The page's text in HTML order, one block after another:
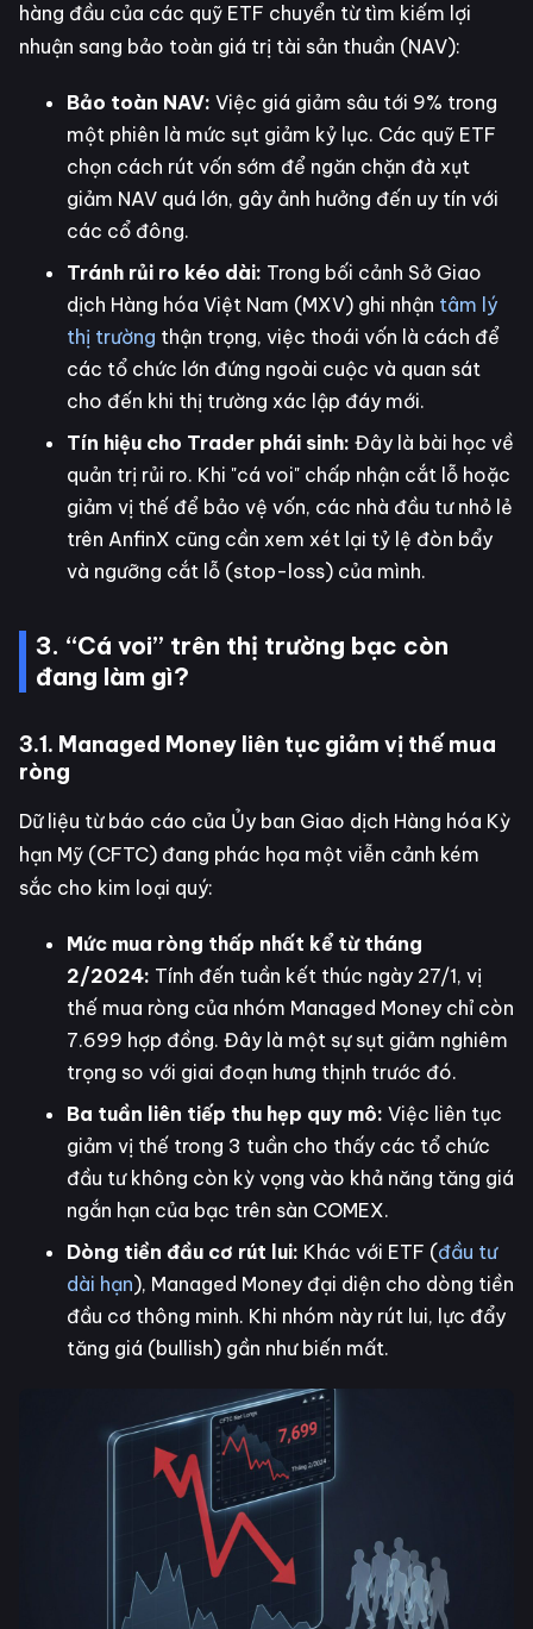
hàng đầu của các quỹ ETF chuyển từ tìm kiếm lợi
nhuận sang bảo toàn giá trị tài sản thuần (NAV):
Bảo toàn NAV: Việc giá giảm sâu tới 9% trong
một phiên là mức sụt giảm kỷ lục. Các quỹ ETF
chọn cách rút vốn sớm để ngăn chặn đà xụt
giảm NAV quá lớn, gây ảnh hưởng đến uy tín với
các cổ đông.
Tránh rủi ro kéo dài: Trong bối cảnh Sở Giao
dịch Hàng hóa Việt Nam (MXV) ghi nhận tâm lý
thị trường thận trọng, việc thoái vốn là cách để
các tổ chức lớn đứng ngoài cuộc và quan sát
cho đến khi thị trường xác lập đáy mới.
Tín hiệu cho Trader phái sinh: Đây là bài học về
quản trị rủi ro. Khi "cá voi" chấp nhận cắt lỗ hoặc
giảm vị thế để bảo vệ vốn, các nhà đầu tư nhỏ lẻ
trên AnfinX cũng cần xem xét lại tỷ lệ đòn bẩy
và ngưỡng cắt lỗ (stop-loss) của mình.
3. “Cá voi” trên thị trường bạc còn
đang làm gì?
3.1. Managed Money liên tục giảm vị thế mua
ròng
Dữ liệu từ báo cáo của Ủy ban Giao dịch Hàng hóa Kỳ
hạn Mỹ (CFTC) đang phác họa một viễn cảnh kém
sắc cho kim loại quý:
Mức mua ròng thấp nhất kể từ tháng
2/2024: Tính đến tuần kết thúc ngày 27/1, vị
thế mua ròng của nhóm Managed Money chỉ còn
7.699 hợp đồng. Đây là một sự sụt giảm nghiêm
trọng so với giai đoạn hưng thịnh trước đó.
Ba tuần liên tiếp thu hẹp quy mô: Việc liên tục
giảm vị thế trong 3 tuần cho thấy các tổ chức
đầu tư không còn kỳ vọng vào khả năng tăng giá
ngắn hạn của bạc trên sàn COMEX.
Dòng tiền đầu cơ rút lui: Khác với ETF (đầu tư
dài hạn), Managed Money đại diện cho dòng tiền
đầu cơ thông minh. Khi nhóm này rút lui, lực đẩy
tăng giá (bullish) gần như biến mất.